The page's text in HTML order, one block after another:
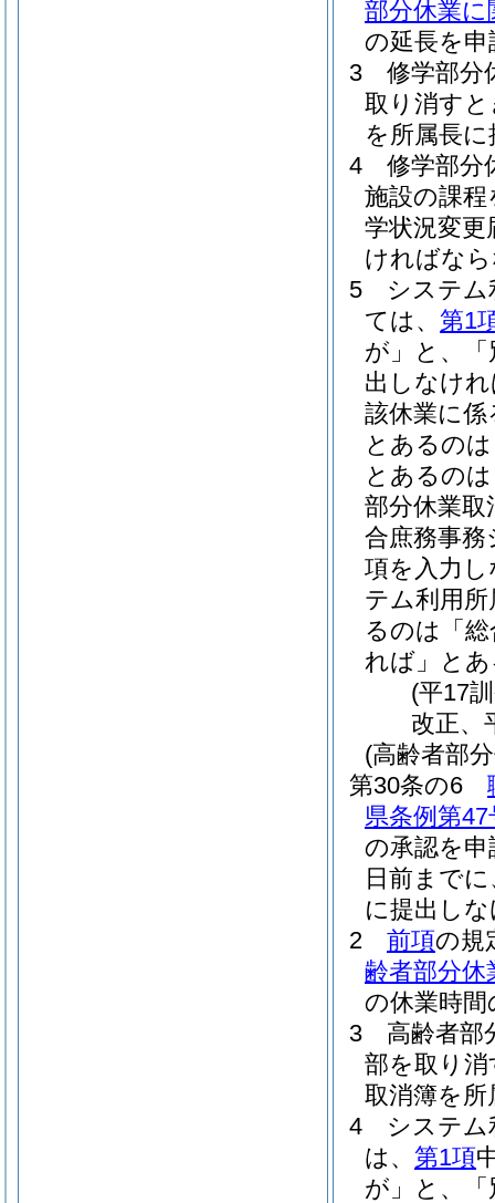
部分休業に
の延長を
3
修学部分
取り消す
を所属長
4
修学部分
施設の課
学状況変
ければな
5
システム
ては、 第1
が」と、
出しなけ
該休業に
とあるの
とあるの
部分休業
合庶務事
項を入力
テム利用
るのは「
れば」と
(平17
改正、
(高齢者部
第30条の6
県条例第47
の承認を
日前まで
に提出し
2
前項の規
齢者部分休
の休業時
3
高齢者部
部を取り
取消簿を
4
システム
は、 第1項
が」と、